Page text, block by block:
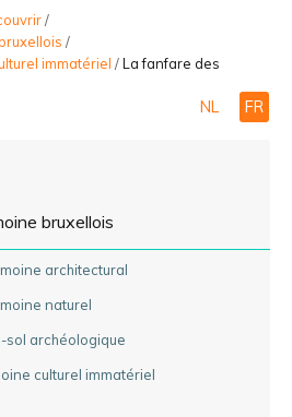
avancée…
/
/
immatériel /La fanfare des
NL FR
bruxellois
architectural
naturel
sol archéologique
culturel immatériel